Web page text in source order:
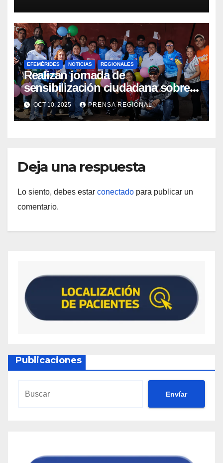
EFEMÉRIDES NOTICIAS REGIONALES
Realizan jornada de
sensibilización ciudadana sobre
Salud Mental en Amazonas
OCT 10, 2025 PRENSA REGIONAL
Deja una respuesta
Lo siento, debes estar conectado para publicar un
comentario.
Publicaciones
Envíar